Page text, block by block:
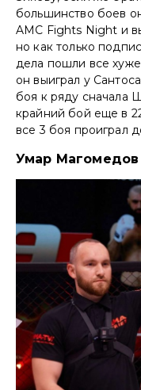
большинство боев
AMC Fights Night и
но как только
дела пошли все
он выиграл у
боя к ряду сначала
крайний бой еще в
все 3 боя проиграл
Умар Магомедов